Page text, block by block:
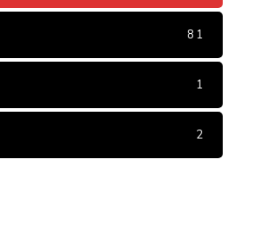
81
1
2